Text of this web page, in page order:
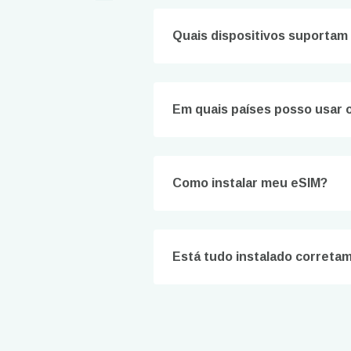
Quais dispositivos suportam
Em quais países posso usar
Como instalar meu eSIM?
Está tudo instalado
To
of